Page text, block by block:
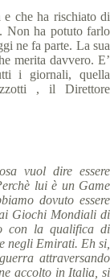
che ha rischiato di
Non ha potuto farlo
ne fa parte. La sua
merita davvero. E’
i giornali, quella
, il Direttore
vuol dire essere
lui è un Game
dovuto essere
Giochi Mondiali di
con la qualifica di
negli Emirati. Eh si,
attraversando
accolto in Italia, si